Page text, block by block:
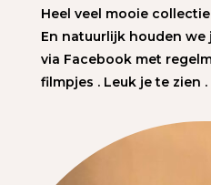
Heel veel mooie
En natuurlijk houden
via Facebook met
filmpjes . Leuk je te zien .